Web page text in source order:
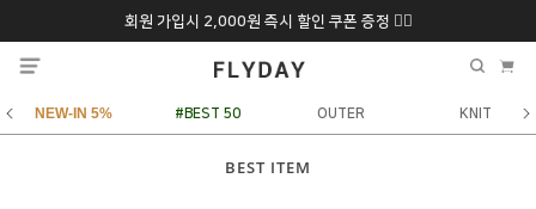
회원 가입시 2,000원 즉시 할인 쿠폰 증정 ❤️‍🔥
추석 특별 할인 10~20% 9/6 화 ~ 9/12월
NEW-IN 5% #BEST 50 OUTER KNIT
BEST ITEM